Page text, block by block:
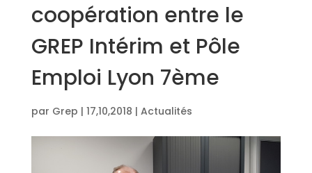
coopération entre le
GREP Intérim et Pôle
Emploi Lyon 7ème
par Grep | 17,10,2018 | Actualités